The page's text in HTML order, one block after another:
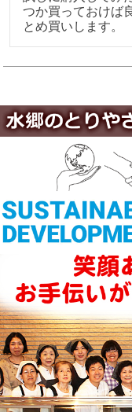
つか買っておけば
とめ買いします。